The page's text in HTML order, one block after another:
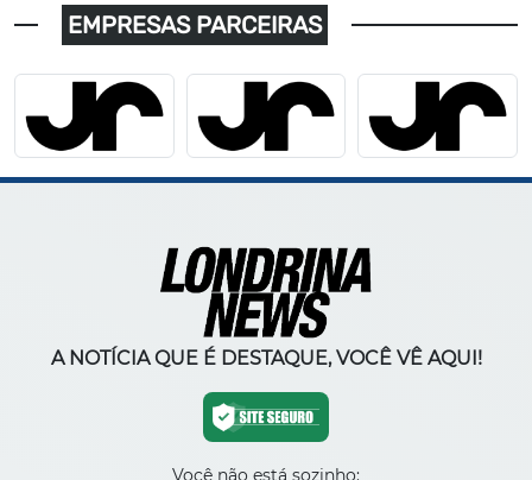
EMPRESAS PARCEIRAS
A NOTÍCIA QUE É DESTAQUE, VOCÊ VÊ AQUI!